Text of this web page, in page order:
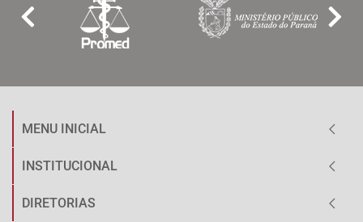
MENU INICIAL
INSTITUCIONAL
DIRETORIAS